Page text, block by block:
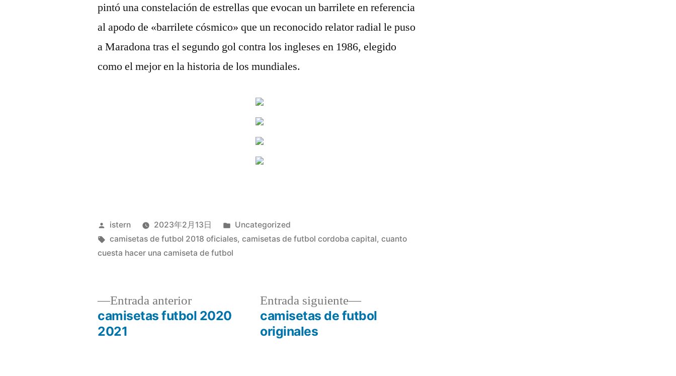
pintó una constelación de estrellas que evocan un barrilete en referencia
al apodo de «barrilete cósmico» que un reconocido relator radial le puso
a Maradona tras el segundo gol contra los ingleses en 1986, elegido
como el mejor en la historia de los mundiales.
Publicado
por
istern 2023年2月13日
Publicado
en
Uncategorized
Etiquetas:
camisetas de futbol 2018 oficiales,camisetas de futbol cordoba capital,cuanto
cuesta hacer una camiseta de futbol
Navegación
Entrada anteriorEntrada
anterior:
camisetas futbol 2020
2021
Entrada siguiente
Entrada
siguiente:
camisetas de futbol
originales